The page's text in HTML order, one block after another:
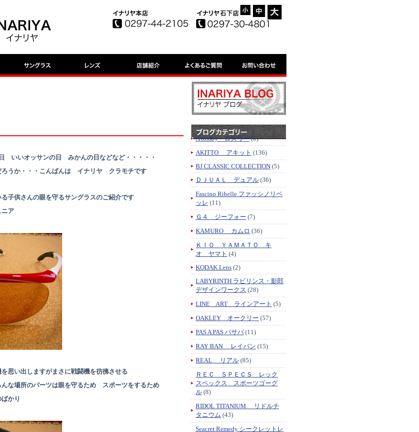
- +
=
いいオッサンの日 みかんの日などなど・・・・・
ろうか・・・こんばんは イナリヤ クラモチです
子供さんの眼を守るサングラスのご紹介です
ア
思い出しますがまさに戦闘機を彷彿させる
な場所のパーツは眼を守るため スポーツをするため
かり
A'rossby ロズヴー(6)
AKITTO アキット (136)
BJ CLASSIC COLLECTION (5)
ＤＪＵＡＬ デュアル (36)
Fascino Ribelle ファッシノリベ
ッレ (11)
Ｇ４ ジーフォー (7)
KAMURO カムロ (36)
ＫＩＯ ＹＡＭＡＴＯ キ
オ ヤマト (4)
KODAK Lens (2)
LABYRINTH ラビリンス・影郎
デザインワークス (28)
LINE ART ラインアート (5)
OAKLEY オークリー (57)
PAS A PAS パサパ (11)
RAY BAN レイバン (15)
REAL リアル (85)
ＲＥＣ ＳＰＥＣＳ レック
スペックス スポーツゴーグ
ル (8)
RIDOL TITANIUM リドルチ
タニウム (43)
Seacret Remedy シークレットレ